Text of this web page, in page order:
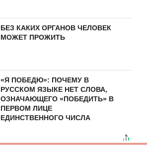
БЕЗ КАКИХ ОРГАНОВ ЧЕЛОВЕК
МОЖЕТ ПРОЖИТЬ
«Я ПОБЕДЮ»: ПОЧЕМУ В
РУССКОМ ЯЗЫКЕ НЕТ СЛОВА,
ОЗНАЧАЮЩЕГО «ПОБЕДИТЬ» В
ПЕРВОМ ЛИЦЕ
ЕДИНСТВЕННОГО ЧИСЛА